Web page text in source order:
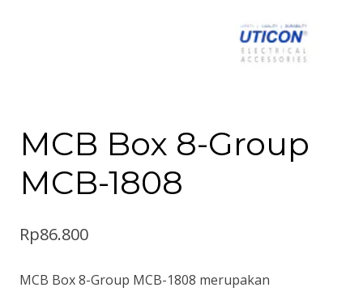
MCB Box 8-Group
MCB-1808
Rp86.800
MCB Box 8-Group MCB-1808 merupakan